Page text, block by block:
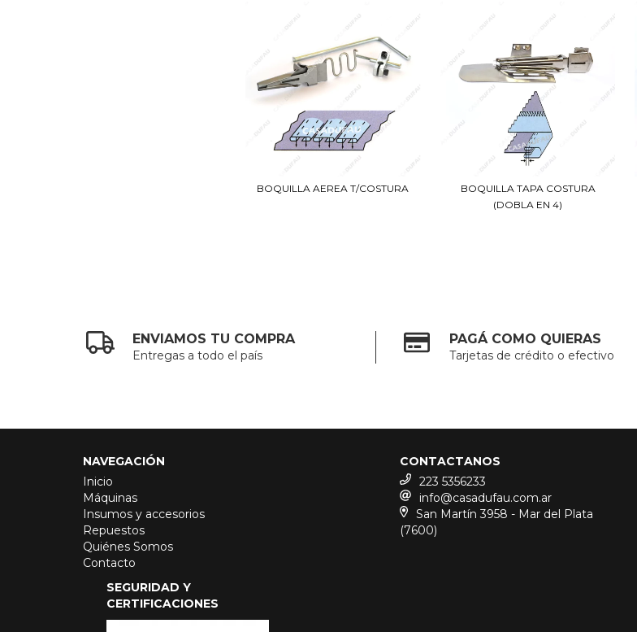
BOQUILLA AEREA T/COSTURA
BOQUILLA TAPA COSTURA
(DOBLA EN 4)
ENVIAMOS TU COMPRA
Entregas a todo el país
PAGÁ COMO QUIERAS
Tarjetas de crédito o efectivo
NAVEGACIÓN
Inicio
Máquinas
Insumos y accesorios
Repuestos
Quiénes Somos
Contacto
CONTACTANOS
223 5356233
info@casadufau.com.ar
San Martín 3958 - Mar del Plata
(7600)
SEGURIDAD Y
CERTIFICACIONES